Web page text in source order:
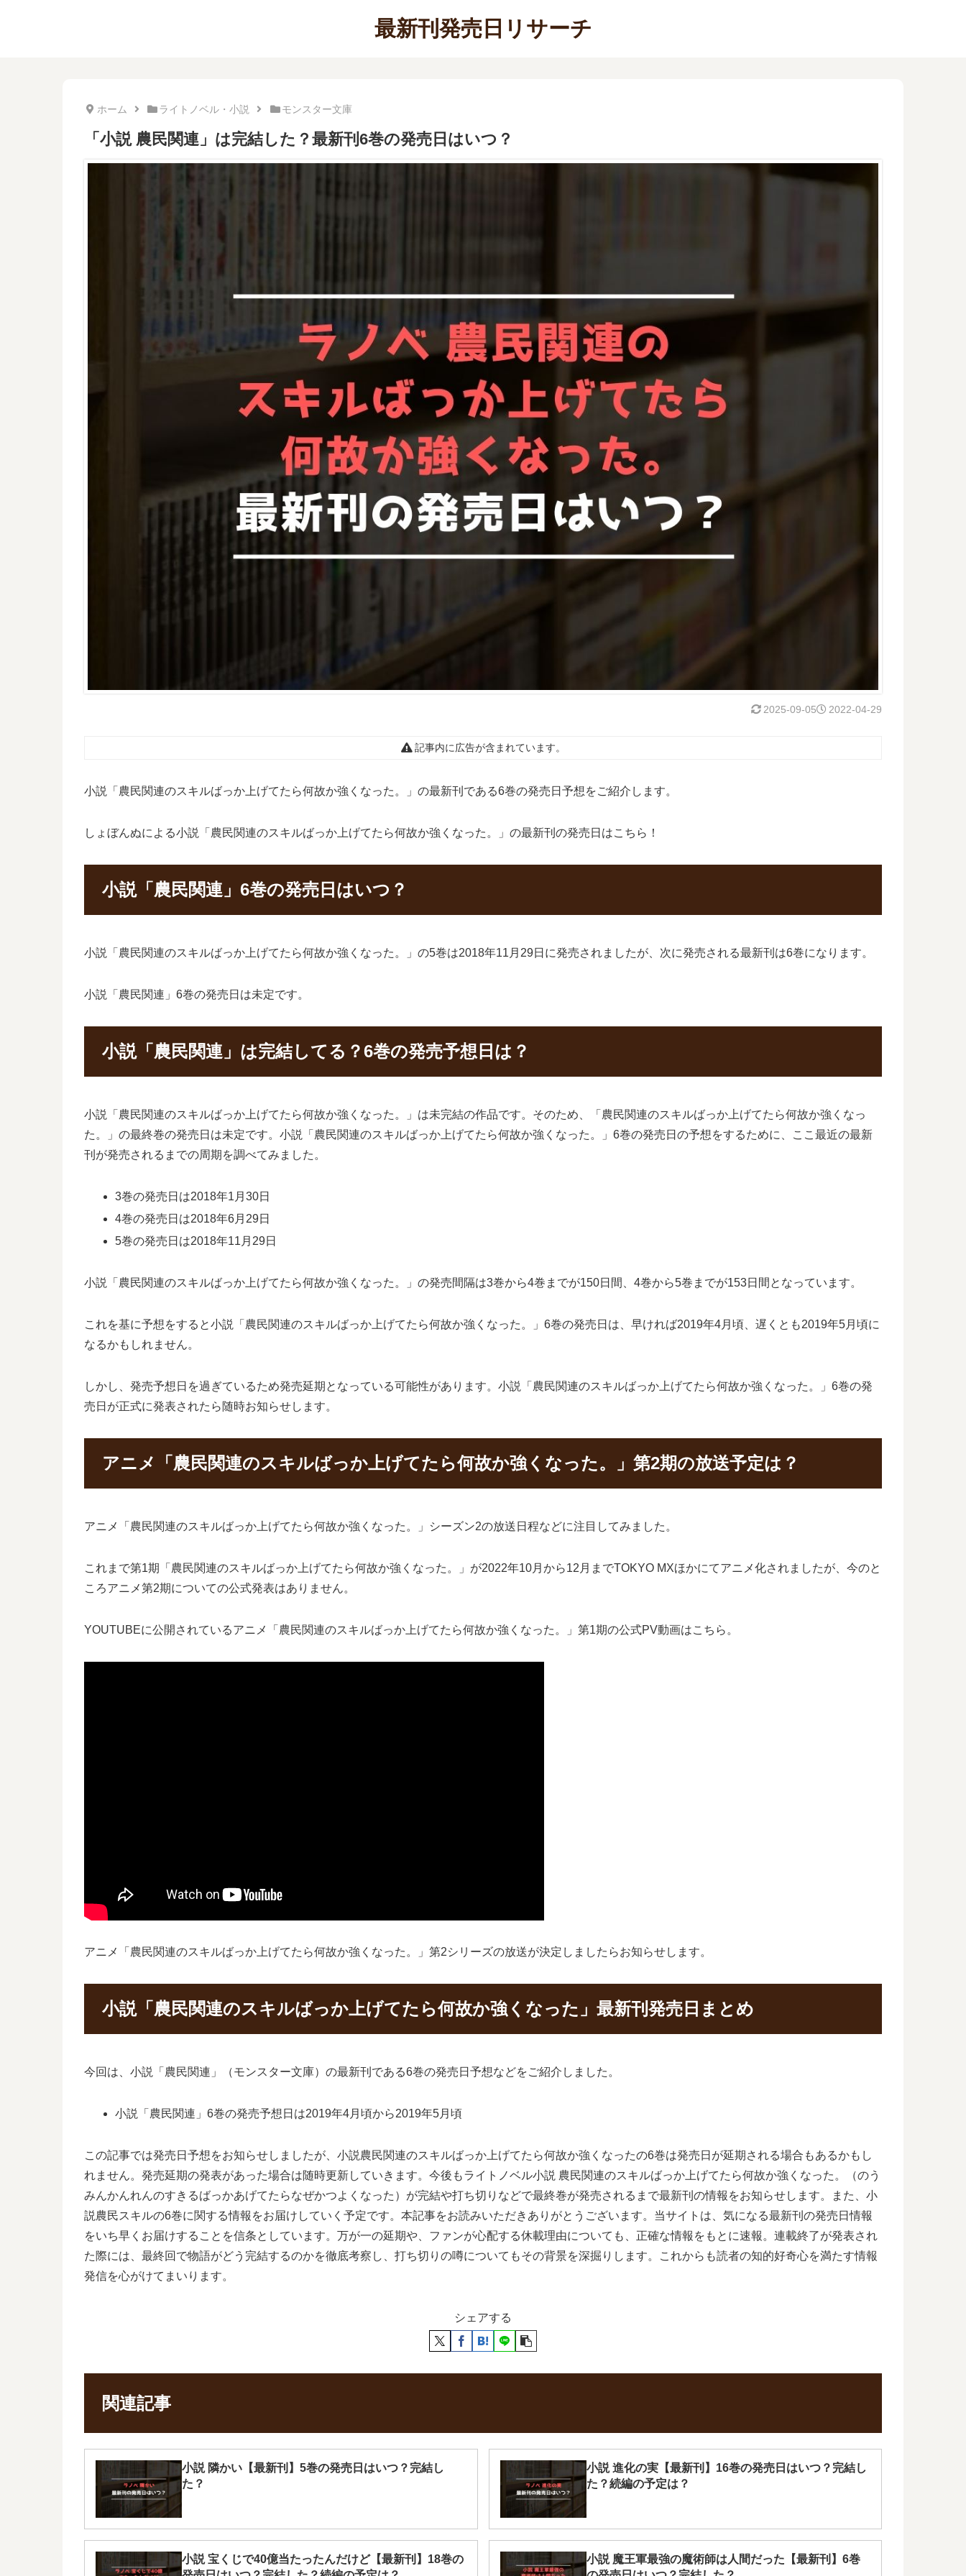
最新刊発売日リサーチ
ホーム ライトノベル・小説 モンスター文庫
「小説 農民関連」は完結した？最新刊6巻の発売日はいつ？
2022-04-29
2025-09-05
記事内に広告が含まれています。
小説「農民関連のスキルばっか上げてたら何故か強くなった。」の最新刊である6巻の発売日予想をご紹介します。
しょぼんぬによる小説「農民関連のスキルばっか上げてたら何故か強くなった。」の最新刊の発売日はこちら！
小説「農民関連」6巻の発売日はいつ？
小説「農民関連のスキルばっか上げてたら何故か強くなった。」の5巻は2018年11月29日に発売されましたが、次に発売される最新刊は6巻になります。
小説「農民関連」6巻の発売日は未定です。
小説「農民関連」は完結してる？6巻の発売予想日は？
小説「農民関連のスキルばっか上げてたら何故か強くなった。」は未完結の作品です。そのため、「農民関連のスキルばっか上げてたら何故か強くなっ
た。」の最終巻の発売日は未定です。小説「農民関連のスキルばっか上げてたら何故か強くなった。」6巻の発売日の予想をするために、ここ最近の最新
刊が発売されるまでの周期を調べてみました。
3巻の発売日は2018年1月30日
4巻の発売日は2018年6月29日
5巻の発売日は2018年11月29日
小説「農民関連のスキルばっか上げてたら何故か強くなった。」の発売間隔は3巻から4巻までが150日間、4巻から5巻までが153日間となっています。
これを基に予想をすると小説「農民関連のスキルばっか上げてたら何故か強くなった。」6巻の発売日は、早ければ2019年4月頃、遅くとも2019年5月頃に
なるかもしれません。
しかし、発売予想日を過ぎているため発売延期となっている可能性があります。小説「農民関連のスキルばっか上げてたら何故か強くなった。」6巻の発
売日が正式に発表されたら随時お知らせします。
アニメ「農民関連のスキルばっか上げてたら何故か強くなった。」第2期の放送予定は？
アニメ「農民関連のスキルばっか上げてたら何故か強くなった。」シーズン2の放送日程などに注目してみました。
これまで第1期「農民関連のスキルばっか上げてたら何故か強くなった。」が2022年10月から12月までTOKYO MXほかにてアニメ化されましたが、今のと
ころアニメ第2期についての公式発表はありません。
YOUTUBEに公開されているアニメ「農民関連のスキルばっか上げてたら何故か強くなった。」第1期の公式PV動画はこちら。
アニメ「農民関連のスキルばっか上げてたら何故か強くなった。」第2シリーズの放送が決定しましたらお知らせします。
小説「農民関連のスキルばっか上げてたら何故か強くなった」最新刊発売日まとめ
今回は、小説「農民関連」（モンスター文庫）の最新刊である6巻の発売日予想などをご紹介しました。
小説「農民関連」6巻の発売予想日は2019年4月頃から2019年5月頃
この記事では発売日予想をお知らせしましたが、小説農民関連のスキルばっか上げてたら何故か強くなったの6巻は発売日が延期される場合もあるかもし
れません。発売延期の発表があった場合は随時更新していきます。今後もライトノベル小説 農民関連のスキルばっか上げてたら何故か強くなった。（のう
みんかんれんのすきるばっかあげてたらなぜかつよくなった）が完結や打ち切りなどで最終巻が発売されるまで最新刊の情報をお知らせします。また、小
説農民スキルの6巻に関する情報をお届けしていく予定です。本記事をお読みいただきありがとうございます。当サイトは、気になる最新刊の発売日情報
をいち早くお届けすることを信条としています。万が一の延期や、ファンが心配する休載理由についても、正確な情報をもとに速報。連載終了が発表され
た際には、最終回で物語がどう完結するのかを徹底考察し、打ち切りの噂についてもその背景を深掘りします。これからも読者の知的好奇心を満たす情報
発信を心がけてまいります。
シェアする
関連記事
小説 隣かい【最新刊】5巻の発売日はいつ？完結し
た？
小説 進化の実【最新刊】16巻の発売日はいつ？完結し
た？続編の予定は？
小説 宝くじで40億当たったんだけど【最新刊】18巻の
小説 魔王軍最強の魔術師は人間だった【最新刊】6巻